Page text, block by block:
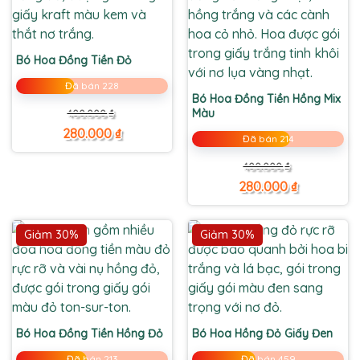
Bó Hoa Đồng Tiền Đỏ
Đã bán 228
400.000₫
Giá
gốc
là:
400.000 ₫.
280.000₫
Giá
hiện
tại
là:
280.000 ₫.
Bó Hoa Đồng Tiền Hồng Mix
Màu
Đã bán 214
400.000₫
Giá
gốc
là:
400.000 ₫.
280.000₫
Giá
hiện
tại
là:
280.000 ₫.
Giảm 30%
Bó Hoa Đồng Tiền Hồng Đỏ
Giảm 30%
Bó Hoa Hồng Đỏ Giấy Đen